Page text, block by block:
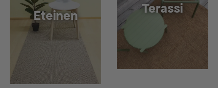
Eteinen Terassi